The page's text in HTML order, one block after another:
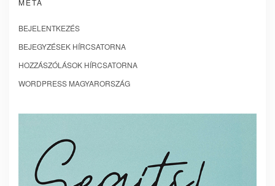
META
BEJELENTKEZÉS
BEJEGYZÉSEK HÍRCSATORNA
HOZZÁSZÓLÁSOK HÍRCSATORNA
WORDPRESS MAGYARORSZÁG